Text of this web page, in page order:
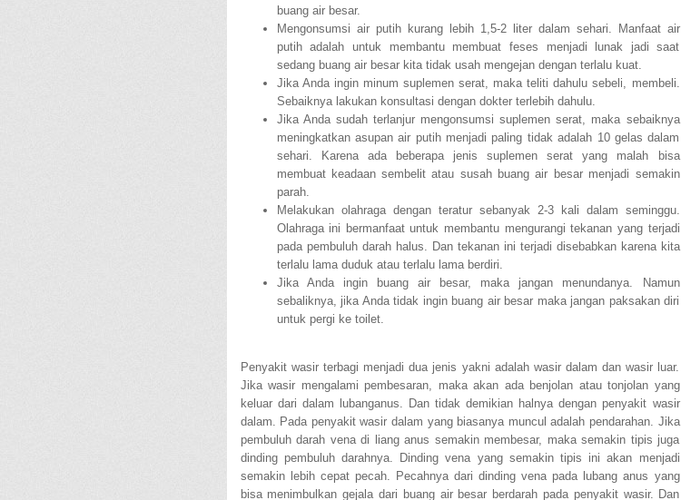
buang air besar.
Mengonsumsi air putih kurang lebih 1,5-2 liter dalam sehari. Manfaat air
putih adalah untuk membantu membuat feses menjadi lunak jadi saat
sedang buang air besar kita tidak usah mengejan dengan terlalu kuat.
Jika Anda ingin minum suplemen serat, maka teliti dahulu sebeli, membeli.
Sebaiknya lakukan konsultasi dengan dokter terlebih dahulu.
Jika Anda sudah terlanjur mengonsumsi suplemen serat, maka sebaiknya
meningkatkan asupan air putih menjadi paling tidak adalah 10 gelas dalam
sehari. Karena ada beberapa jenis suplemen serat yang malah bisa
membuat keadaan sembelit atau susah buang air besar menjadi semakin
parah.
Melakukan olahraga dengan teratur sebanyak 2-3 kali dalam seminggu.
Olahraga ini bermanfaat untuk membantu mengurangi tekanan yang terjadi
pada pembuluh darah halus. Dan tekanan ini terjadi disebabkan karena kita
terlalu lama duduk atau terlalu lama berdiri.
Jika Anda ingin buang air besar, maka jangan menundanya. Namun
sebaliknya, jika Anda tidak ingin buang air besar maka jangan paksakan diri
untuk pergi ke toilet.
Penyakit wasir terbagi menjadi dua jenis yakni adalah wasir dalam dan wasir luar.
Jika wasir mengalami pembesaran, maka akan ada benjolan atau tonjolan yang
keluar dari dalam lubanganus. Dan tidak demikian halnya dengan penyakit wasir
dalam. Pada penyakit wasir dalam yang biasanya muncul adalah pendarahan. Jika
pembuluh darah vena di liang anus semakin membesar, maka semakin tipis juga
dinding pembuluh darahnya. Dinding vena yang semakin tipis ini akan menjadi
semakin lebih cepat pecah. Pecahnya dari dinding vena pada lubang anus yang
bisa menimbulkan gejala dari buang air besar berdarah pada penyakit wasir. Dan